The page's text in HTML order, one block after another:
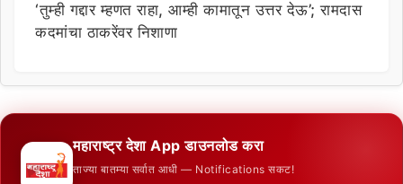
‘तुम्ही गद्दार म्हणत राहा, आम्ही कामातून उत्तर देऊ’; रामदास
कदमांचा ठाकरेंवर निशाणा
महाराष्ट्र देशा App डाउनलोड करा
ताज्या बातम्या सर्वात आधी — Notifications सकट!